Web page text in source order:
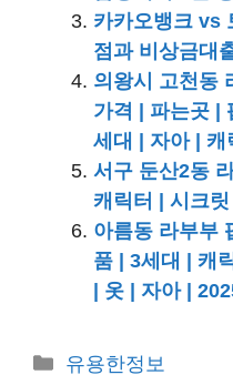
카카오뱅크 vs
점과 비상금대
의왕시 고천동
가격 | 파는곳 |
세대 | 자아 | 캐
서구 둔산2동
캐릭터 | 시크
아름동 라부부
품 | 3세대 | 캐
| 옷 | 자아 |
카
유용한정보